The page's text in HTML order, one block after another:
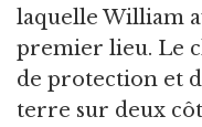
laquelle William
premier lieu. Le
de protection et
terre sur deux